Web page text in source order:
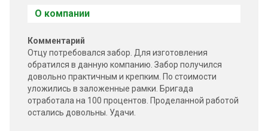
О компании
Комментарий
Отцу потребовался забор. Для изготовления
обратился в данную компанию. Забор получился
довольно практичным и крепким. По стоимости
уложились в заложенные рамки. Бригада
отработала на 100 процентов. Проделанной работой
остались довольны. Удачи.